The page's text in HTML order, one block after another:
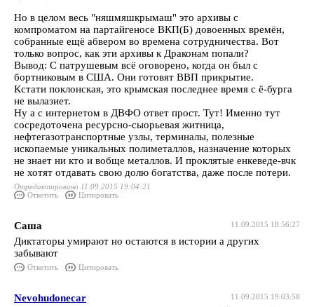
Но в целом весь "няшмяшкрымаш" это архивы с
компроматом на партайгеносе ВКП(Б) довоенных времён,
собранные ещё абвером во времена сотрудничества. Вот
только вопрос, как эти архивы к Драконам попали?
Вывод: С патрушевым всё оговорено, когда он был с
бортниковым в США. Они готовят ВВП прикрытие.
Кстати поклонская, это крымская последнее время с ё-бурга
не вылазиет.
Ну а с интернетом в ДВФО ответ прост. Тут! Именно тут
сосредоточена ресурсно-сыорьевая житница,
нефтегазотранспортные узлы, терминалы, полезные
ископаемые уникальных полиметаллов, назначение которых
не знает ни кто и вобще металлов. И проклятые енкеведе-вчк
не хотят отдавать свою долю богатства, даже после потери.
Отредактировано 11.09.2015 19:04:21
Ответить
Цитировать
11.09.2015 18:56:27
Саша
Диктаторы умирают но остаются в истории а других
забывают
Ответить Цитировать
11.09.2015 19:03:58
Nevohudonecar